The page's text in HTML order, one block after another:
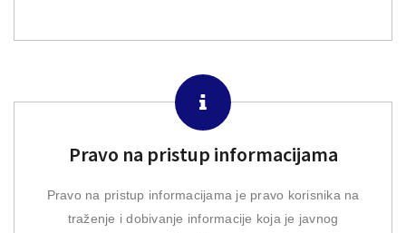
Pravo na pristup informacijama
Pravo na pristup informacijama je pravo korisnika na
traženje i dobivanje informacije koja je javnog